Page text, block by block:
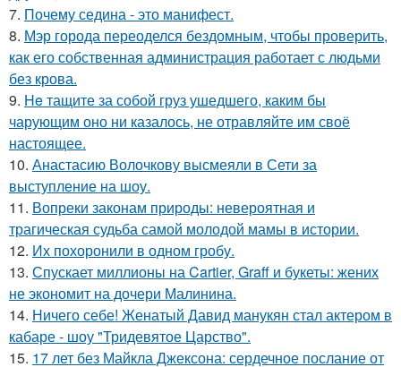
7. Почему седина - это манифест.
8. Мэр города переоделся бездомным, чтобы проверить,
как его собственная администрация работает с людьми
без крова.
9. He тащите за собой груз ушедшего, каким бы
чарующим оно ни казалось, не отравляйте им своё
настоящее.
10. Анастасию Волочкову высмеяли в Сети за
выступление на шоу.
11. Вопреки законам природы: невероятная и
трагическая судьба самой молодой мамы в истории.
12. Их похоронили в одном гробу.
13. Спускает миллионы на Cartier, Graff и букеты: жених
не экономит на дочери Малинина.
14. Ничего себе! Женатый Давид манукян стал актером в
кабаре - шоу "Тридевятое Царство".
15. 17 лет без Майкла Джексона: сердечное послание от